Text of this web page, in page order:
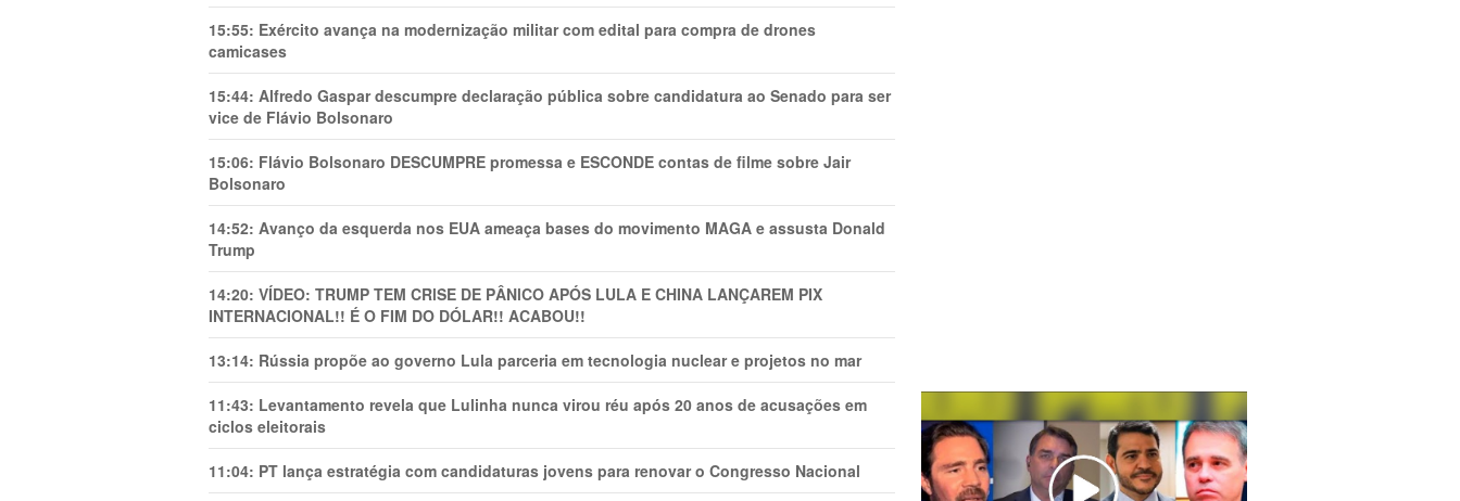
15:55: Exército avança na modernização militar com edital para compra de drones
camicases
15:44: Alfredo Gaspar descumpre declaração pública sobre candidatura ao Senado para ser
vice de Flávio Bolsonaro
15:06: Flávio Bolsonaro DESCUMPRE promessa e ESCONDE contas de filme sobre Jair
Bolsonaro
14:52: Avanço da esquerda nos EUA ameaça bases do movimento MAGA e assusta Donald
Trump
14:20: VÍDEO: TRUMP TEM CRlSE DE PÂNlCO APÓS LULA E CHINA LANÇAREM PIX
INTERNACIONAL!! É O FIM DO DÓLAR!! ACABOU!!
13:14: Rússia propõe ao governo Lula parceria em tecnologia nuclear e projetos no mar
11:43: Levantamento revela que Lulinha nunca virou réu após 20 anos de acusações em
ciclos eleitorais
11:04: PT lança estratégia com candidaturas jovens para renovar o Congresso Nacional